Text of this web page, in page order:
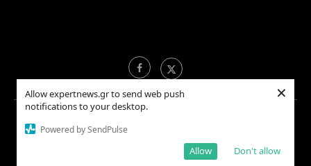
Allow expertnews.gr to send web push
notifications to your desktop.
Powered by SendPulse
Don't allow
Allow
×